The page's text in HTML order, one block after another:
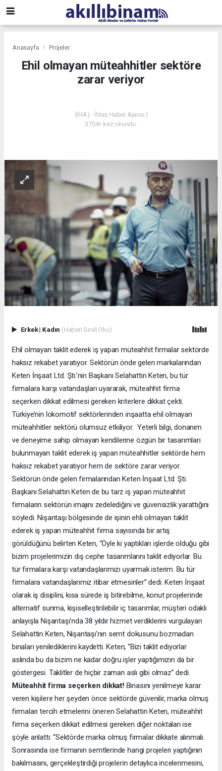
Anasayfa Projeler
Ehil olmayan müteahhitler sektöre
zarar veriyor
(İHA) - İhlas Haber Ajansı |
3704+ kez okundu.
Erkek| Kadın (Haberi Sesli Oku)
Ehil olmayan taklit ederek iş yapan müteahhit firmalar sektörde
haksız rekabet yaratıyor. Sektörün önde gelen markalarından
Keten İnşaat Ltd. Şti.’nin Başkanı Selahattin Keten, bu tür
firmalara karşı vatandaşları uyararak, müteahhit firma
seçerken dikkat edilmesi gereken kriterlere dikkat çekti.
Türkiye’nin lokomotif sektörlerinden inşaatta ehil olmayan
müteahhitler sektörü olumsuz etkiliyor. Yeterli bilgi, donanım
ve deneyime sahip olmayan kendilerine özgün bir tasarımları
bulunmayan taklit ederek iş yapan müteahhitler sektörde hem
haksız rekabet yaratıyor hem de sektöre zarar veriyor.
Sektörün önde gelen firmalarından Keten İnşaat Ltd. Şti.
Başkanı Selahattin Keten de bu tarz iş yapan müteahhit
firmaların sektörün imajını zedelediğini ve güvensizlik yarattığını
söyledi. Nişantaşı bölgesinde de işinin ehli olmayan taklit
ederek iş yapan müteahhit firma sayısında bir artış
görüldüğünü belirten Keten, “Öyle ki yaptıkları işlerde olduğu gibi
bizim projelerimizin dış cephe tasarımlarını taklit ediyorlar. Bu
tür firmalara karşı vatandaşlarımızı uyarmak isterim. Bu tür
firmalara vatandaşlarımız itibar etmesinler” dedi. Keten İnşaat
olarak iş disiplini, kısa sürede iş bitirebilme, konut projelerinde
alternatif sunma, kişiselleştirilebilir iç tasarımlar, müşteri odaklı
anlayışla Nişantaşı’nda 38 yıldır hizmet verdiklerini vurgulayan
Selahattin Keten, Nişantaşı’nın semt dokusunu bozmadan
binaları yenilediklerini kaydetti. Keten, “Bizi taklit ediyorlar
aslında bu da bizim ne kadar doğru işler yaptığımızın da bir
göstergesi. Taklitler de hiçbir zaman aslı gibi olmaz” dedi.
Müteahhit firma seçerken dikkat!Binasını yenilmeye karar
veren kişilere her şeyden önce sektörde güvenilir, marka olmuş
firmaları tercih etmelerini öneren Selahattin Keten, müteahhit
firma seçerken dikkat edilmesi gereken diğer noktaları ise
şöyle anlattı: “Sektörde marka olmuş firmalar dikkate alınmalı.
Sonrasında ise firmanın semtlerinde hangi projeleri yaptığının
bakılmasını, gerçekleştirdiği projelerin detaylıca incelenmesini,